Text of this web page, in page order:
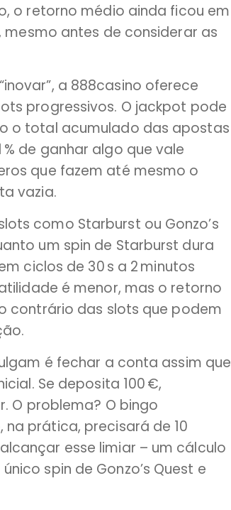
o retorno médio ainda ficou em
mesmo antes de considerar as
a 888casino oferece
progressivos. O jackpot pode
o total acumulado das apostas
de ganhar algo que vale
que fazem até mesmo o
vazia.
como Starburst ou Gonzo’s
um spin de Starburst dura
ciclos de 30 s a 2 minutos
é menor, mas o retorno
contrário das slots que podem
é fechar a conta assim que
Se deposita 100 €,
O problema? O bingo
prática, precisará de 10
esse limiar – um cálculo
spin de Gonzo’s Quest e